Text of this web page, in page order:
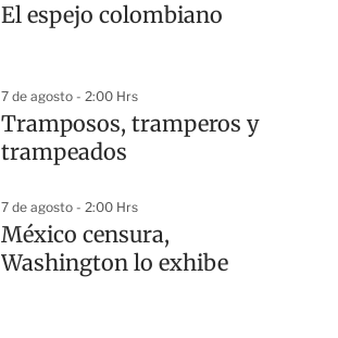
El espejo colombiano
7 de agosto - 2:00 Hrs
Tramposos, tramperos y
trampeados
7 de agosto - 2:00 Hrs
México censura,
Washington lo exhibe